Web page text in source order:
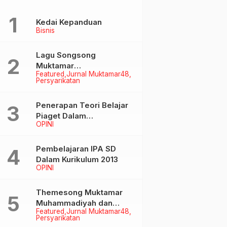
Bisnis
Kedai Kepanduan
Featured Jurnal Muktamar48
Persyarikatan
Lagu Songsong
Muktamar
Muhammadiyah &
Aisyiyah ke-48
OPINI
Penerapan Teori Belajar
Piaget Dalam
Pembelanjaran IPA SD
OPINI
Pembelajaran IPA SD
Dalam Kurikulum 2013
Featured Jurnal Muktamar48
Persyarikatan
Themesong Muktamar
Muhammadiyah dan
Aisyiyah Ke-48